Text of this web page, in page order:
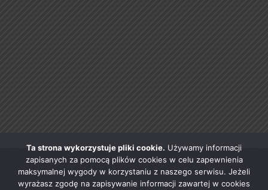
Ta strona wykorzystuje pliki cookie. Używamy informacji
zapisanych za pomocą plików cookies w celu zapewnienia
maksymalnej wygody w korzystaniu z naszego serwisu. Jeżeli
wyrażasz zgodę na zapisywanie informacji zawartej w cookies